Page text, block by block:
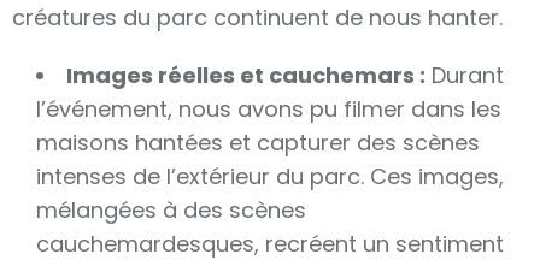
créatures du parc continuent de nous hanter.
Images réelles et cauchemars : Durant
l’événement, nous avons pu filmer dans les
maisons hantées et capturer des scènes
intenses de l’extérieur du parc. Ces images,
mélangées à des scènes
cauchemardesques, recréent un sentiment